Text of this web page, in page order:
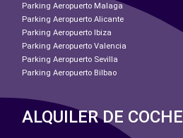
Parking Aeropuerto Malaga
Parking Aeropuerto Alicante
Parking Aeropuerto Ibiza
Parking Aeropuerto Valencia
Parking Aeropuerto Sevilla
Parking Aeropuerto Bilbao
ALQUILER DE COCHE